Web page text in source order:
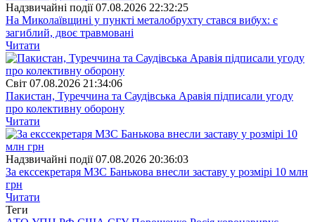
Надзвичайні події 07.08.2026 22:32:25
На Миколаївщині у пункті металобрухту стався вибух: є
загиблий, двоє травмовані
Читати
Свiт 07.08.2026 21:34:06
Пакистан, Туреччина та Саудівська Аравія підписали угоду
про колективну оборону
Читати
Надзвичайні події 07.08.2026 20:36:03
За екссекретаря МЗС Банькова внесли заставу у розмірі 10 млн
грн
Читати
Теги